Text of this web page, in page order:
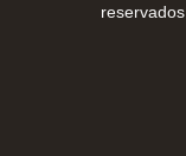
reservados